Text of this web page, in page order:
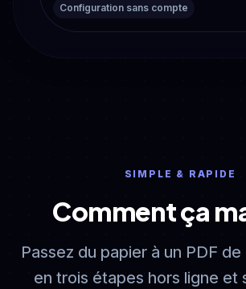
Configuration sans compte
SIMPLE & RAPIDE
Comment ça
Passez du papier à un PDF
en trois étapes hors ligne et